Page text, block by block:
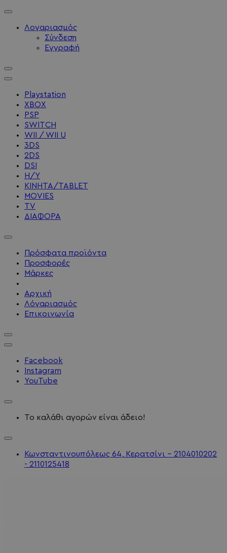
Λογαριασμός
Σύνδεση
Εγγραφή
Playstation
XBOX
PSP
SWITCH
WII / WII U
3DS
2DS
DSI
Η/Υ
ΚΙΝΗΤΑ/TABLET
MOVIES
TV
ΔΙΑΦΟΡΑ
Πρόσφατα προϊόντα
Προσφορές
Μάρκες
Αρχική
Λόγαριασμός
Επικοινωνία
Facebook
Instagram
YouTube
Το καλάθι αγορών είναι άδειο!
Κωνσταντινουπόλεως 64, Κερατσίνι - 2104010202
- 2110125418